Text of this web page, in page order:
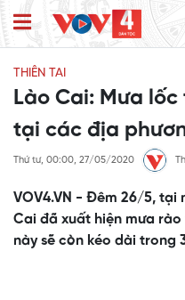
THIÊN TAI
Lào Cai: Mưa
tại các địa
Thứ tư, 00:00, 27/05/2020
VOV4.VN - Đêm 26/5, tại
Cai đã xuất hiện mưa
này sẽ còn kéo dài trong